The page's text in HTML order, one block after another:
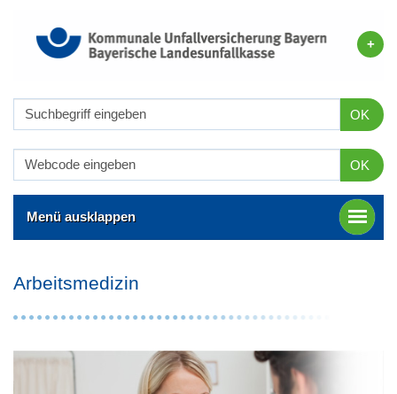
OK
OK
Menü ausklappen
Arbeitsmedizin